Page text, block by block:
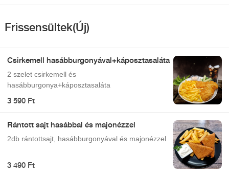
Frissensültek(Új)
Csirkemell hasábburgonyával+káposztasaláta
2 szelet csirkemell és
hasábburgonya+káposztasaláta
3 590 Ft
Rántott sajt hasábbal és majonézzel
2db rántottsajt, hasábburgonyával és majonézzel
3 490 Ft